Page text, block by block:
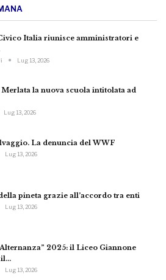
Italia riunisce amministratori e
Lug 13, 2026
Merlata la nuova scuola intitolata ad
Lug 13, 2026
La denuncia del WWF
Lug 13, 2026
pineta grazie all’accordo tra enti
Lug 13, 2026
2025: il Liceo Giannone
il…
Lug 13, 2026